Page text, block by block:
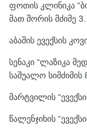
ფოთის კლინიკა
მათ შორის მძიმე 3.
აბაშის ევექსის
სენაკი “ლაზიკა
საშუალო სიმძიმის
მარტვილის
წალენჯიხის